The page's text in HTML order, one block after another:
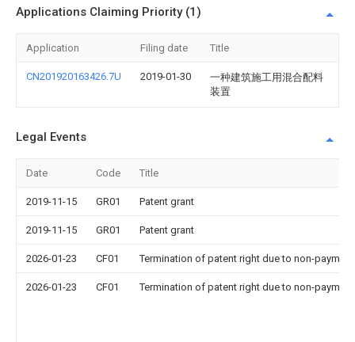
Applications Claiming Priority (1)
Application Filing date Title
CN201920163426.7U 2019-01-30
一种建筑施工用混合配料
装置
Legal Events
Date Code Title
2019-11-15 GR01 Patent grant
2019-11-15 GR01 Patent grant
2026-01-23 CF01 Termination of patent right due to non-
2026-01-23 CF01 Termination of patent right due to non-